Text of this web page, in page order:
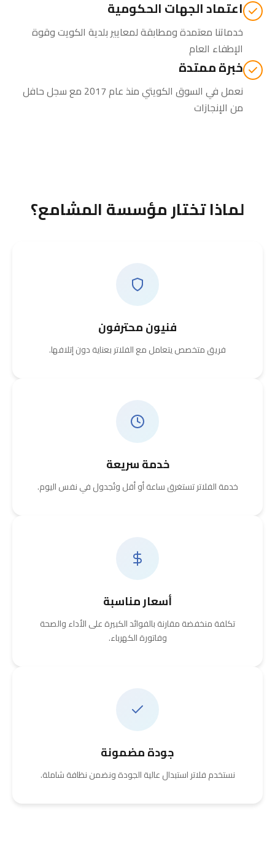
اعتماد الجهات الحكومية
خدماتنا معتمدة ومطابقة لمعايير بلدية الكويت وقوة
الإطفاء العام
خبرة ممتدة
نعمل في السوق الكويتي منذ عام 2017 مع سجل حافل
من الإنجازات
لماذا تختار مؤسسة المشامع؟
فنيون محترفون
فريق متخصص يتعامل مع الفلاتر بعناية دون إتلافها.
خدمة سريعة
خدمة الفلاتر تستغرق ساعة أو أقل وتُجدول في نفس اليوم.
أسعار مناسبة
تكلفة منخفضة مقارنة بالفوائد الكبيرة على الأداء والصحة
وفاتورة الكهرباء.
جودة مضمونة
نستخدم فلاتر استبدال عالية الجودة ونضمن نظافة شاملة.